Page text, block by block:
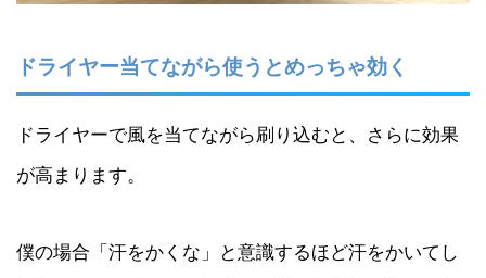
ドライヤー当てながら使うとめっちゃ効く
ドライヤーで風を当てながら刷り込むと、さらに効果
が高まります。
僕の場合「汗をかくな」と意識するほど汗をかいてし